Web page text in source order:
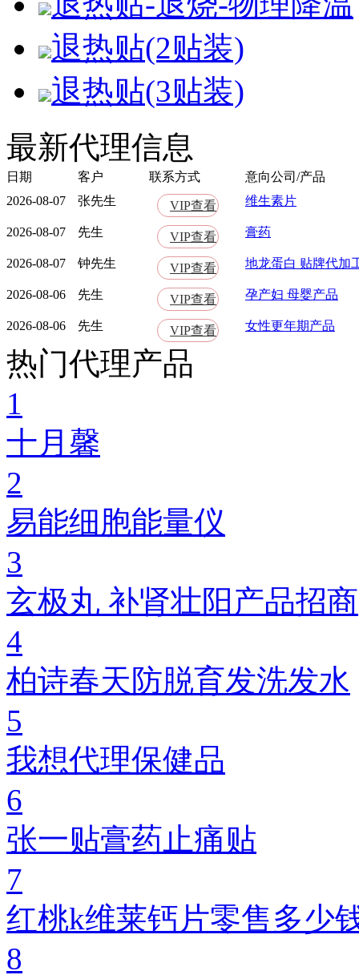
退热贴(2贴装)
退热贴(3贴装)
最新代理信息
日期 客户 联系方式
意向公司/产品
2026-08-07
张先生 VIP查看 维生素片
2026-08-07 先生 VIP查看 膏药
2026-08-07 钟先生 VIP查看 地龙蛋白 贴牌代加
2026-08-06 先生 VIP查看 孕产妇 母婴产品
2026-08-06 先生 VIP查看 女性更年期产品
热门代理产品
1
十月馨
2
易能细胞能量仪
3
玄极丸 补肾壮阳产品招商
4
柏诗春天防脱育发洗发水
5
我想代理保健品
6
张一贴膏药止痛贴
7
红桃k维莱钙片零售多少
8